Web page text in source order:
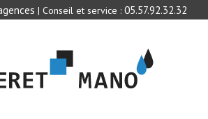
| Conseil et service : 05.57.92.32.32